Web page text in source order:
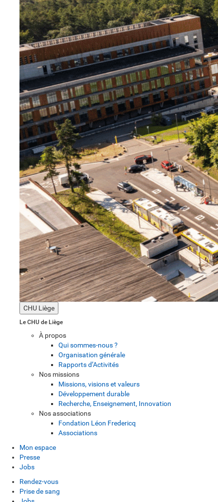
CHU Liège
Le CHU de Liège
À propos
Qui sommes-nous ?
Organisation générale
Rapports d’Activités
Nos missions
Missions, visions et valeurs
Développement durable
Recherche, Enseignement, Innovation
Nos associations
Fondation Léon Fredericq
Associations
Mon espace
Presse
Jobs
Rendez-vous
Prise de sang